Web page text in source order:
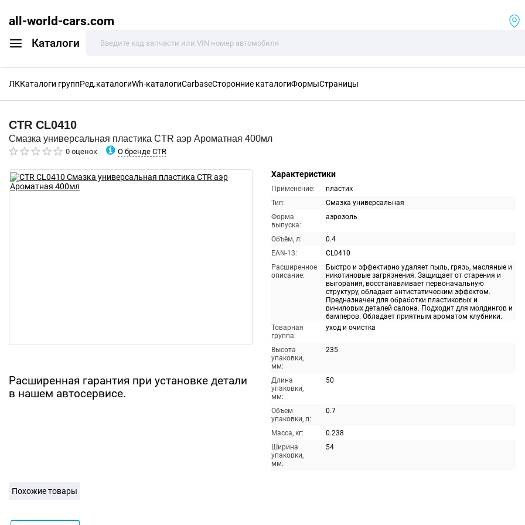
all-world-cars.com
Каталоги
ЛККаталоги группРед.каталогиWh-каталогиCarbaseСторонние каталогиФормыСтраницы
CTR CL0410
Смазка универсальная пластика CTR аэр Ароматная 400мл
0 оценок О бренде CTR
Расширенная гарантия при установке детали
в нашем автосервисе.
Характеристики
Применение:
пластик
Тип:
Смазка универсальная
Форма
выпуска:
аэрозоль
Объём, л:
0.4
EAN-13:
CL0410
Расширенное
описание:
Быстро и эффективно удаляет пыль, грязь, масляные и
никотиновые загрязнения. Защищает от старения и
выгорания, восстанавливает первоначальную
структуру, обладает антистатическим эффектом.
Предназначен для обработки пластиковых и
виниловых деталей салона. Подходит для молдингов и
бамперов. Обладает приятным ароматом клубники.
Товарная
группа:
уход и очистка
Высота
упаковки,
мм:
235
Длина
упаковки,
мм:
50
Объем
упаковки, л:
0.7
Масса, кг:
0.238
Ширина
упаковки,
мм:
54
Похожие товары